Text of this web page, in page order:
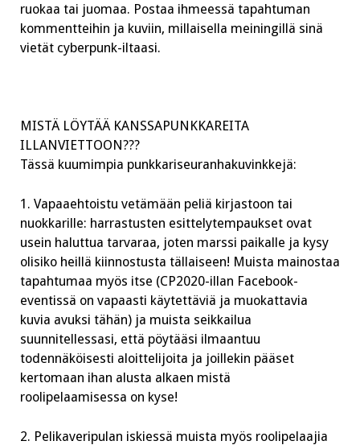
ruokaa tai juomaa. Postaa ihmeessä tapahtuman
kommentteihin ja kuviin, millaisella meiningillä sinä
vietät cyberpunk-iltaasi.
MISTÄ LÖYTÄÄ KANSSAPUNKKAREITA
ILLANVIETTOON???
Tässä kuumimpia punkkariseuranhakuvinkkejä:
1. Vapaaehtoistu vetämään peliä kirjastoon tai
nuokkarille: harrastusten esittelytempaukset ovat
usein haluttua tarvaraa, joten marssi paikalle ja kysy
olisiko heillä kiinnostusta tällaiseen! Muista mainostaa
tapahtumaa myös itse (CP2020-illan Facebook-
eventissä on vapaasti käytettäviä ja muokattavia
kuvia avuksi tähän) ja muista seikkailua
suunnitellessasi, että pöytääsi ilmaantuu
todennäköisesti aloittelijoita ja joillekin pääset
kertomaan ihan alusta alkaen mistä
roolipelaamisessa on kyse!
2. Pelikaveripulan iskiessä muista myös roolipelaajia